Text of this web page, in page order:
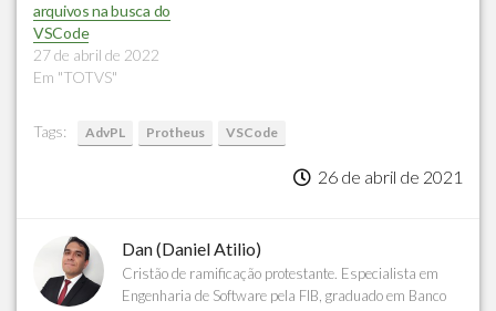
arquivos na busca do
VSCode
27 de abril de 2022
Em "TOTVS"
Tags: AdvPL Protheus VSCode
26 de abril de 2021
Dan (Daniel Atilio)
Cristão de ramificação protestante. Especialista em
Engenharia de Software pela FIB, graduado em Banco